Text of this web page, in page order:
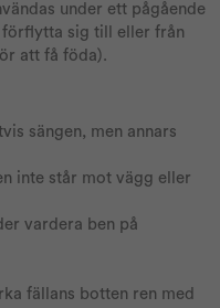
under ett pågående
sig till eller från
att få föda).
sängen, men annars
inte står mot vägg eller
vardera ben på
fällans botten ren med